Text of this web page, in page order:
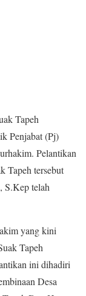
Tapeh
Penjabat (Pj)
Pelantikan
Tapeh tersebut
S.Kep telah
yang kini
Tapeh
ini dihadiri
Desa